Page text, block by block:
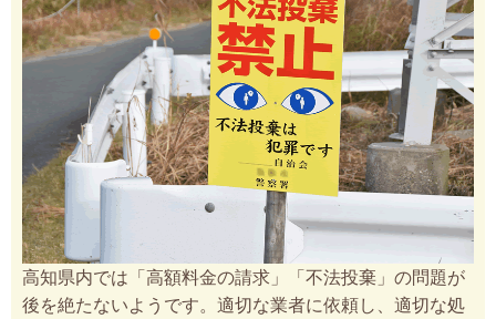
高知県内では「高額料金の請求」「不法投棄」の問題が
後を絶たないようです。適切な業者に依頼し、適切な処